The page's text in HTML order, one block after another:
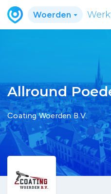
Woerden
Allround
Coating Woerden B.V.